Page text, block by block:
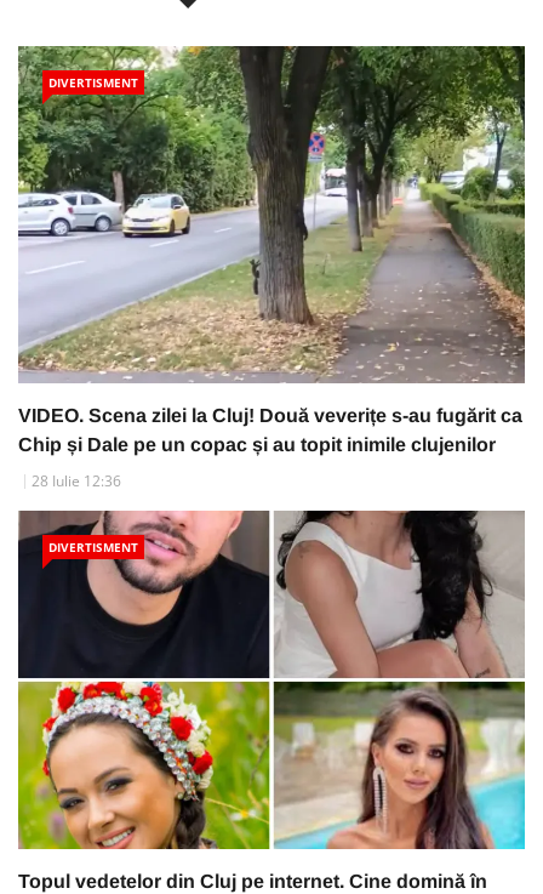
DIVERTISMENT
VIDEO. Scena zilei la Cluj! Două veverițe s-au fugărit ca
Chip și Dale pe un copac și au topit inimile clujenilor
28 Iulie 12:36
DIVERTISMENT
Topul vedetelor din Cluj pe internet. Cine domină în